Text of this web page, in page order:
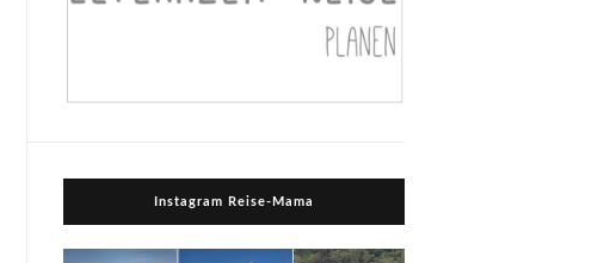
Instagram Reise-Mama